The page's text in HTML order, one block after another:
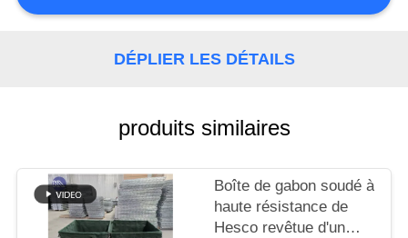
NOUVELLES
UN DEVIS
PLAN
DÉPLIER LES DÉTAILS
produits similaires
Boîte de gabon soudé à
haute résistance de
Hesco revêtue d'un